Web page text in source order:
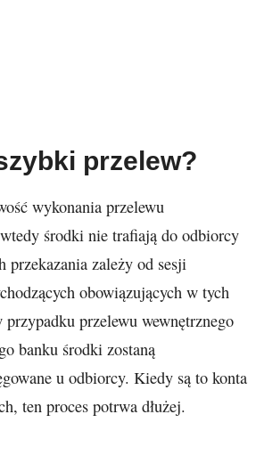
przelew?
wykonania przelewu
środki nie trafiają do odbiorcy
przekazania zależy od sesji
obowiązujących w tych
przelewu wewnętrznego
banku środki zostaną
u odbiorcy. Kiedy są to konta
ten proces potrwa dłużej.